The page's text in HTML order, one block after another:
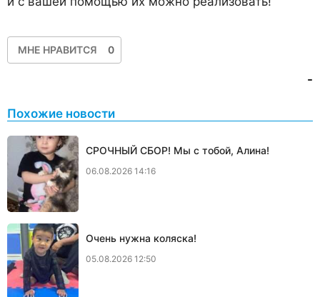
МНЕ НРАВИТСЯ 0
-
Похожие новости
СРОЧНЫЙ СБОР! Мы с тобой, Алина!
06.08.2026 14:16
Очень нужна коляска!
05.08.2026 12:50